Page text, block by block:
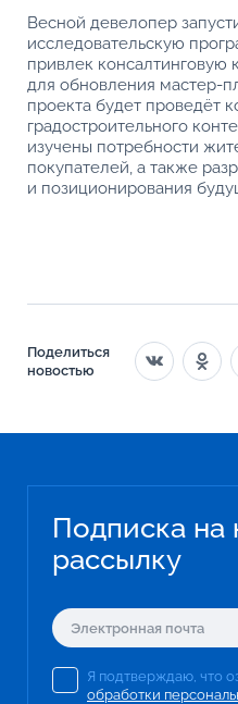
Весной девелопер
исследовательскую
привлек
для обновления мастер-
проекта будет проведёт
градостроительного
изучены потребности
покупателей, а также
и позиционирования
Поделиться
новостью
Подписка на
рассылку
Я подтверждаю, что
обработки